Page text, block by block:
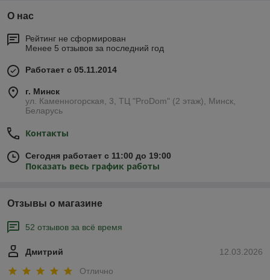
О нас
Рейтинг не сформирован
Менее 5 отзывов за последний год
Работает с 05.11.2014
г. Минск
ул. Каменногорская, 3, ТЦ "ProDom" (2 этаж), Минск,
Беларусь
Контакты
Сегодня работает с 11:00 до 19:00
Показать весь график работы
Отзывы о магазине
52 отзывов за всё время
12.03.2026
Дмитрий
Отлично